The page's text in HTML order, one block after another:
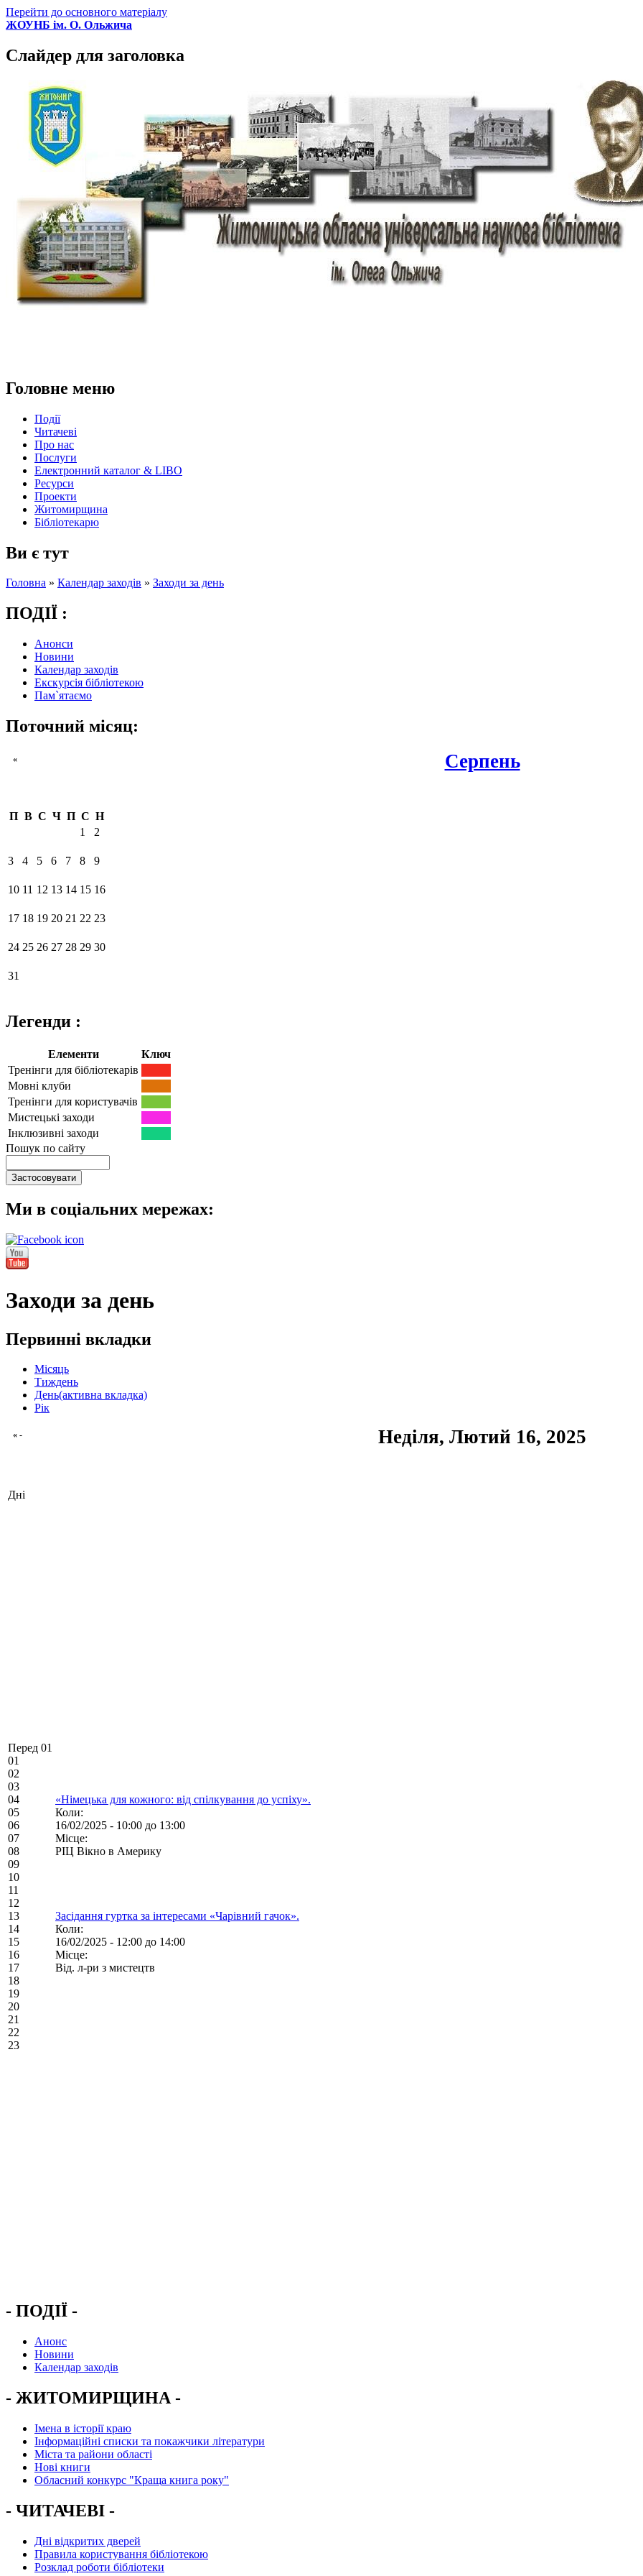
Перейти до основного матеріалу
ЖОУНБ ім. О. Ольжича
Слайдер для заголовка
Головне меню
Події
Читачеві
Про нас
Послуги
Електронний каталог & LIBO
Ресурси
Проекти
Житомирщина
Бібліотекарю
Ви є тут
Головна » Календар заходів » Заходи за день
ПОДІЇ :
Анонси
Новини
Календар заходів
Екскурсія бібліотекою
Пам`ятаємо
Поточний місяц:
Серпень
«
П В С Ч П С Н
1
2
3 4 5 6 7 8 9
10 11 12 13 14 15 16
17 18 19 20 21 22 23
24 25 26 27 28 29 30
31
Легенди :
Елементи
Ключ
Тренінги для бібліотекарів
Мовні клуби
Тренінги для користувачів
Мистецькі заходи
Інклюзивні заходи
Пошук по сайту
Ми в соціальних мережах:
Заходи за день
Первинні вкладки
Місяць
Тиждень
День(активна вкладка)
Рік
Неділя, Лютий 16, 2025
« -
Дні
Перед 01
01
02
03
04
05
06
07
08
09
10
11
12
13
14
15
16
17
18
19
20
21
22
23
«Німецька для кожного: від спілкування до успіху».
Коли:
16/02/2025 - 10:00 до 13:00
Місце:
РІЦ Вікно в Америку
Засідання гуртка за інтересами «Чарівний гачок».
Коли:
16/02/2025 - 12:00 до 14:00
Місце:
Від. л-ри з мистецтв
- ПОДІЇ -
Анонс
Новини
Календар заходів
- ЖИТОМИРЩИНА -
Імена в історії краю
Інформаційні списки та покажчики літератури
Міста та райони області
Нові книги
Обласний конкурс "Краща книга року"
- ЧИТАЧЕВІ -
Дні відкритих дверей
Правила користування бібліотекою
Розклад роботи бібліотеки